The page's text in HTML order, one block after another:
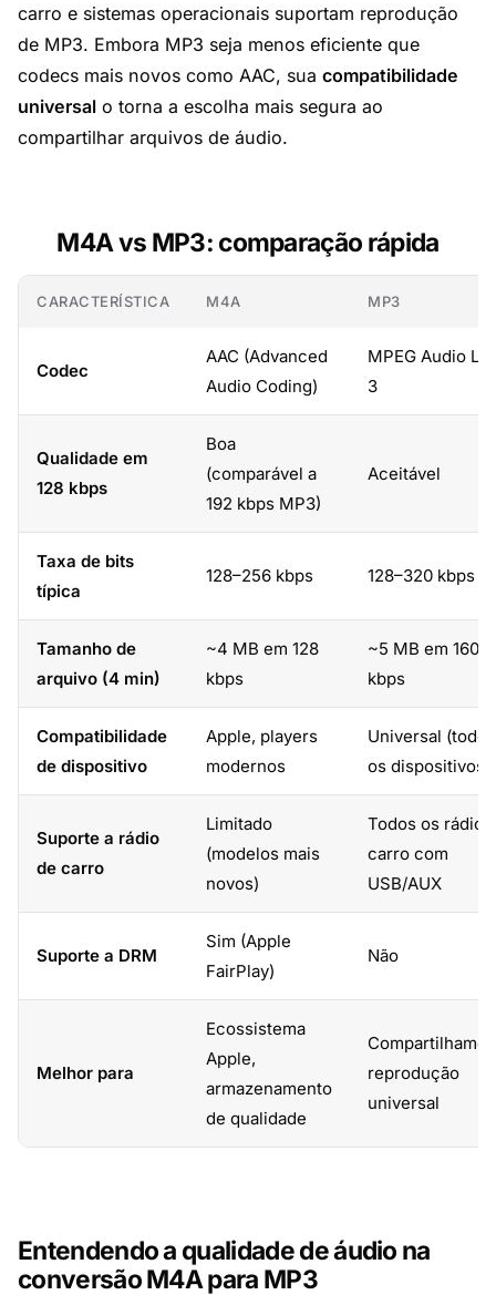
carro e sistemas operacionais suportam reprodução
de MP3. Embora MP3 seja menos eficiente que
codecs mais novos como AAC, sua compatibilidade
universal o torna a escolha mais segura ao
compartilhar arquivos de áudio.
M4A vs MP3: comparação rápida
CARACTERÍSTICA M4A MP3
Codec
AAC (Advanced
Audio Coding)
MPEG Audio
3
Qualidade em
128 kbps
Boa
(comparável a
192 kbps MP3)
Aceitável
Taxa de bits
típica
128–256 kbps 128–320 kbps
Tamanho de
arquivo (4 min)
~4 MB em 128
kbps
~5 MB em 160
kbps
Compatibilidade
de dispositivo
Apple, players
modernos
Universal (todos
os dispositivos)
Suporte a rádio
de carro
Limitado
(modelos mais
novos)
Todos os
carro com
USB/AUX
Suporte a DRM
Sim (Apple
FairPlay)
Não
Melhor para
Ecossistema
Apple,
armazenamento
de qualidade
reprodução
universal
Entendendo a qualidade de áudio na
conversão M4A para MP3